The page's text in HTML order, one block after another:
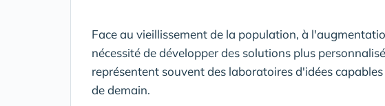
Face au vieillissement de la population, à
nécessité de développer des solutions plus
représentent souvent des laboratoires d'idées
de demain.